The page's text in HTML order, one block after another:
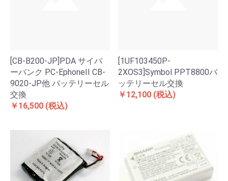
[CB-B200-JP]PDA サイバ
ーバンク PC-EphoneII CB-
9020-JP他 バッテリーセル
交換
￥16,500 (税込)
[1UF103450P-
2XOS3]Symbol PPT8800バ
ッテリーセル交換
￥12,100 (税込)